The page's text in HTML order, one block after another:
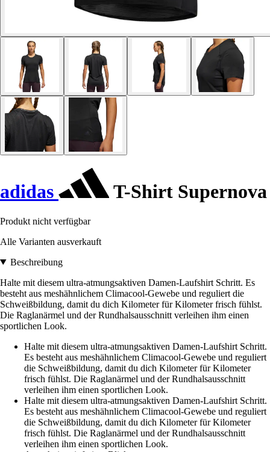
adidas T-Shirt Supernova
Produkt nicht verfügbar
Alle Varianten ausverkauft
Beschreibung
Halte mit diesem ultra-atmungsaktiven Damen-Laufshirt Schritt. Es
besteht aus meshähnlichem Climacool-Gewebe und reguliert die
Schweißbildung, damit du dich Kilometer für Kilometer frisch fühlst.
Die Raglanärmel und der Rundhalsausschnitt verleihen ihm einen
sportlichen Look.
Halte mit diesem ultra-atmungsaktiven Damen-Laufshirt Schritt.
Es besteht aus meshähnlichem Climacool-Gewebe und reguliert
die Schweißbildung, damit du dich Kilometer für Kilometer
frisch fühlst. Die Raglanärmel und der Rundhalsausschnitt
verleihen ihm einen sportlichen Look.
Halte mit diesem ultra-atmungsaktiven Damen-Laufshirt Schritt.
Es besteht aus meshähnlichem Climacool-Gewebe und reguliert
die Schweißbildung, damit du dich Kilometer für Kilometer
frisch fühlst. Die Raglanärmel und der Rundhalsausschnitt
verleihen ihm einen sportlichen Look.